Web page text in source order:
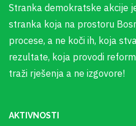
Stranka demokratske akcije
stranka koja na prostoru
procese, a ne koči ih, koja
rezultate, koja provodi
traži rješenja a ne izgovore!
AKTIVNOSTI